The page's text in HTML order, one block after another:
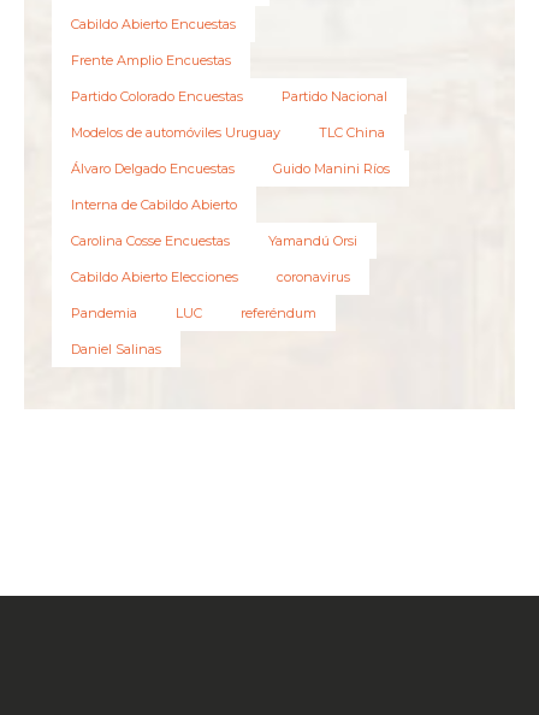
Cabildo Abierto Encuestas
Frente Amplio Encuestas
Partido Colorado Encuestas Partido Nacional
Modelos de automóviles Uruguay TLC China
Álvaro Delgado Encuestas Guido Manini Ríos
Interna de Cabildo Abierto
Carolina Cosse Encuestas Yamandú Orsi
Cabildo Abierto Elecciones coronavirus
Pandemia LUC referéndum
Daniel Salinas